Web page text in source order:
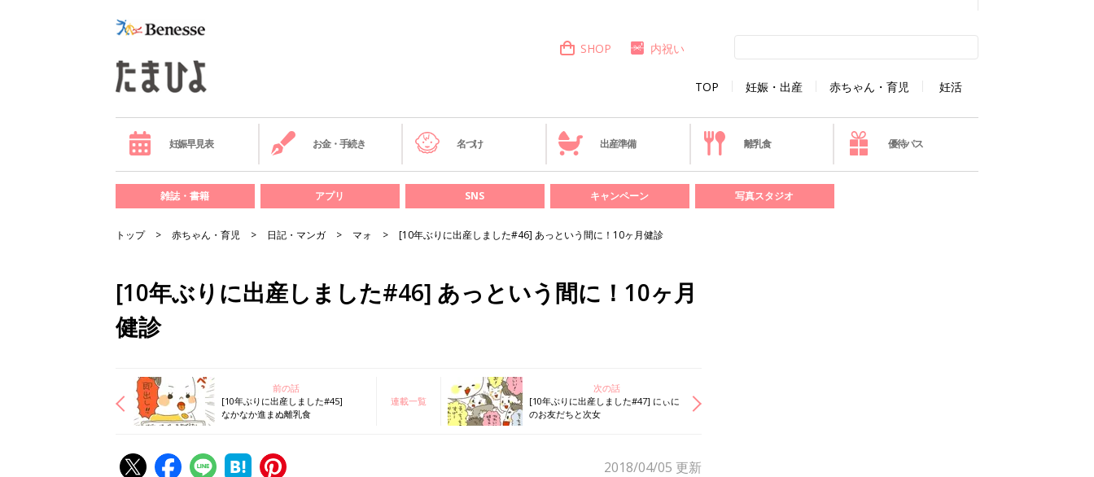
TOP 妊娠・出産 赤ちゃん・育児 妊活
SHOP 内祝い
妊娠早見表 お金・手続き 名づけ 出産準備 離乳食 優待パス
雑誌・書籍 アプリ SNS キャンペーン 写真スタジオ
トップ 赤ちゃん・育児 日記・マンガ マォ [10年ぶりに出産しました#46] あっという間に！10ヶ月健診
[10年ぶりに出産しました#46] あっという間に！10ヶ月
健診
前の話
[10年ぶりに出産しました#45]
なかなか進まぬ離乳食
連載一覧
次の話
[10年ぶりに出産しました#47] にぃに
のお友だちと次女
2018/04/05 更新